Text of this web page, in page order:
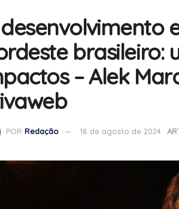
brasileiro:
– Alek
POR Redação 18 de agosto de 2024